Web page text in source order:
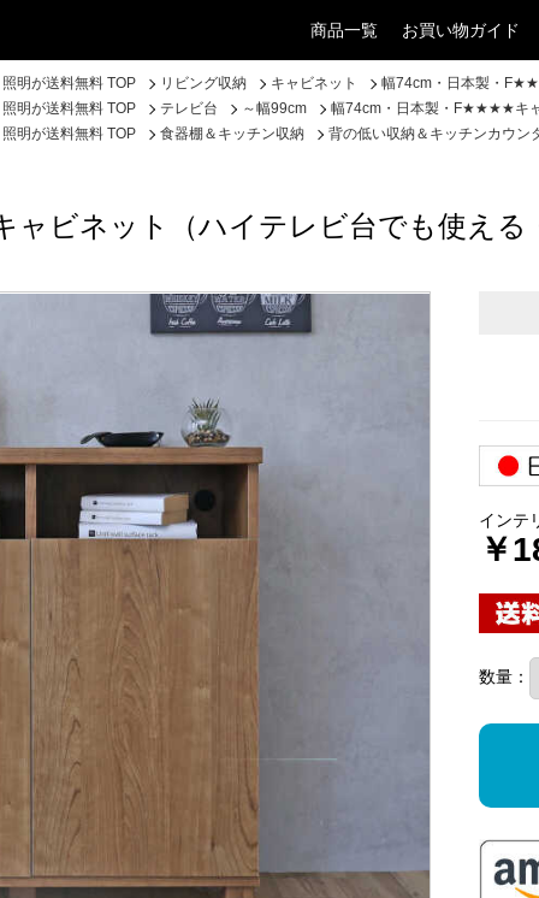
商品一覧 お買い物ガイド
明が送料無料 TOP リビング収納 キャビネット
幅74cm・日本製・
明が送料無料 TOP
テレビ台 ～幅99cm
幅74cm・日本製・F★★★★キャ
明が送料無料 TOP
食器棚＆キッチン収納 背の低い収納＆キッチンカウン
ビネット（ハイテレビ台でも使える
インテ
￥
数量：